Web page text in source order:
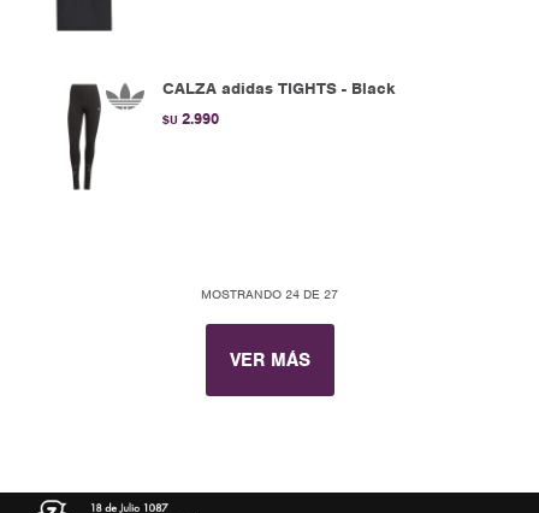
CALZA adidas TIGHTS - Black
$U 2.990
MOSTRANDO 24 DE 27
VER MÁS